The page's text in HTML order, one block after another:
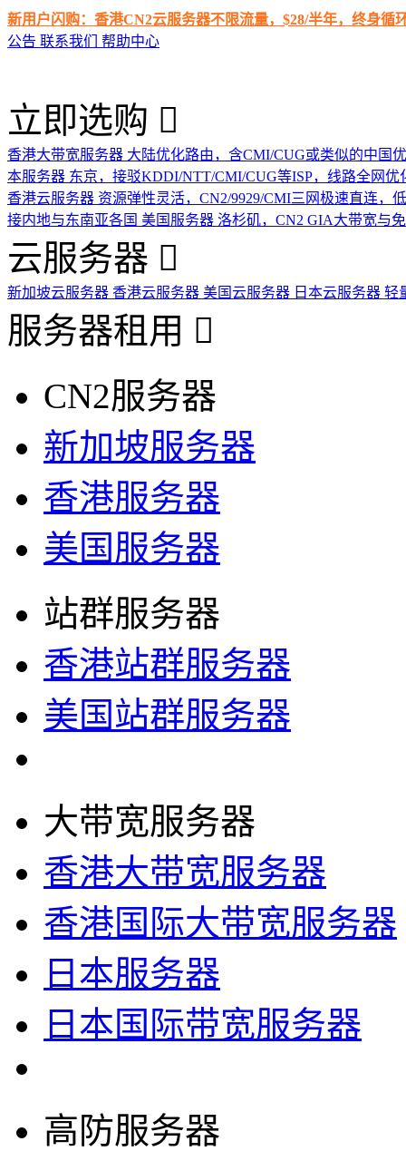
新用户闪购：香港CN2云服务器不限流量，$28/半年，终身循
公告 联系我们 帮助中心
立即选购
香港大带宽服务器 大陆优化路由，含CMI/CUG或类似的中国
本服务器 东京，接驳KDDI/NTT/CMI/CUG等ISP，线路全网优
香港云服务器 资源弹性灵活，CN2/9929/CMI三网极速直连，
接内地与东南亚各国 美国服务器 洛杉矶，CN2 GIA大带宽与
云服务器
新加坡云服务器 香港云服务器 美国云服务器 日本云服务器 轻
服务器租用
CN2服务器
新加坡服务器
香港服务器
美国服务器
站群服务器
香港站群服务器
美国站群服务器
大带宽服务器
香港大带宽服务器
香港国际大带宽服务器
日本服务器
日本国际带宽服务器
高防服务器